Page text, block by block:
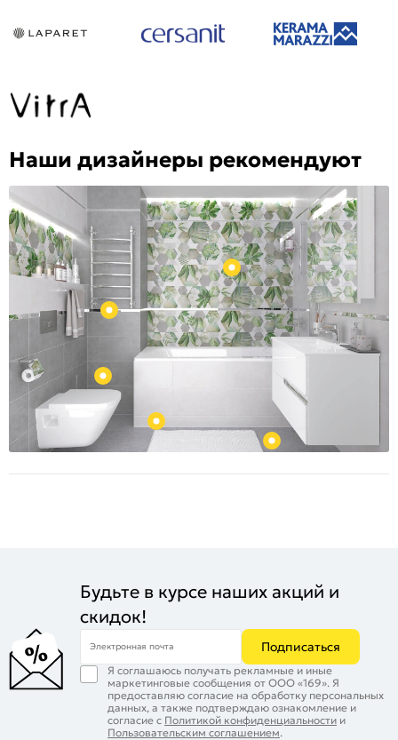
Наши дизайнеры рекомендуют
Будьте в курсе наших акций и
скидок!
Электронная почта Подписаться
Я соглашаюсь получать рекламные и иные
маркетинговые сообщения от ООО «169». Я
предоставляю согласие на обработку персональных
данных, а также подтверждаю ознакомление и
согласие с Политикой конфиденциальности и
Пользовательским соглашением.